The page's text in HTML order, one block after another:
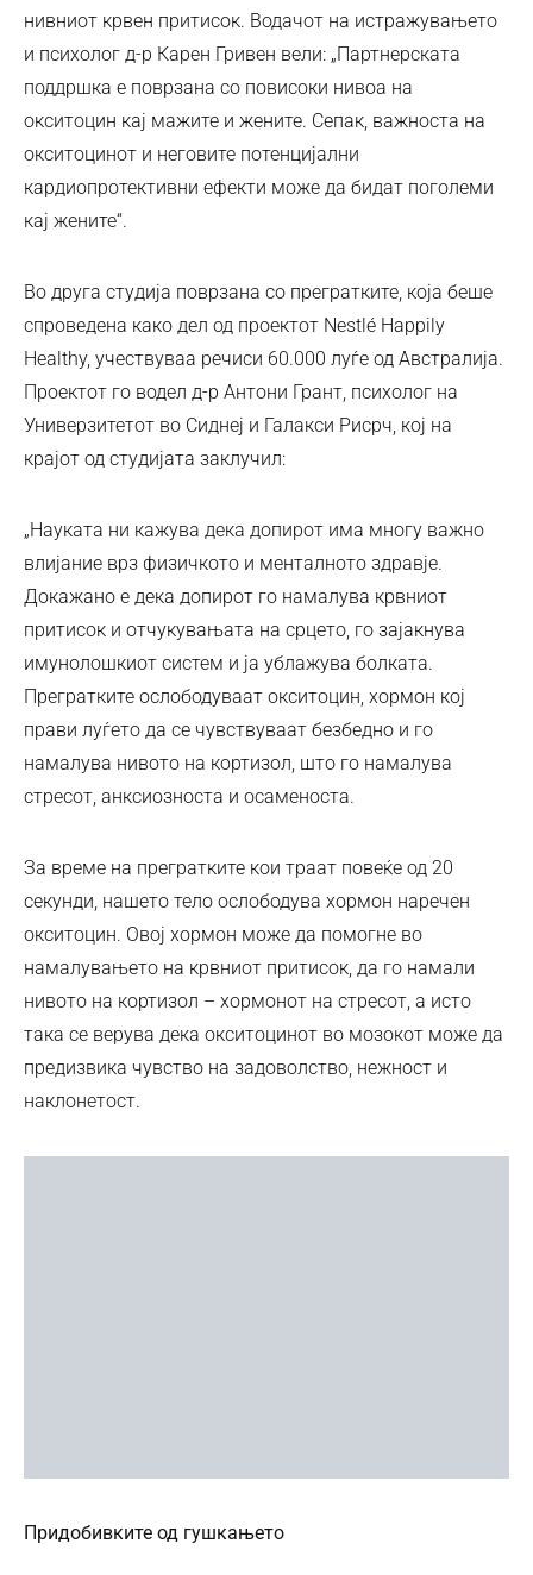
нивниот крвен притисок. Водачот на истражувањето
и психолог д-р Карен Гривен вели: „Партнерската
поддршка е поврзана со повисоки нивоа на
окситоцин кај мажите и жените. Сепак, важноста на
окситоцинот и неговите потенцијални
кардиопротективни ефекти може да бидат поголеми
кај жените“.
Во друга студија поврзана со прегратките, која беше
спроведена како дел од проектот Nestlé Happily
Healthy, учествуваа речиси 60.000 луѓе од Австралија.
Проектот го водел д-р Антони Грант, психолог на
Универзитетот во Сиднеј и Галакси Рисрч, кој на
крајот од студијата заклучил:
„Науката ни кажува дека допирот има многу важно
влијание врз физичкото и менталното здравје.
Докажано е дека допирот го намалува крвниот
притисок и отчукувањата на срцето, го зајакнува
имунолошкиот систем и ја ублажува болката.
Прегратките ослободуваат окситоцин, хормон кој
прави луѓето да се чувствуваат безбедно и го
намалува нивото на кортизол, што го намалува
стресот, анксиозноста и осаменоста.
За време на прегратките кои траат повеќе од 20
секунди, нашето тело ослободува хормон наречен
окситоцин. Овој хормон може да помогне во
намалувањето на крвниот притисок, да го намали
нивото на кортизол – хормонот на стресот, а исто
така се верува дека окситоцинот во мозокот може да
предизвика чувство на задоволство, нежност и
наклонетост.
Придобивките од гушкањето